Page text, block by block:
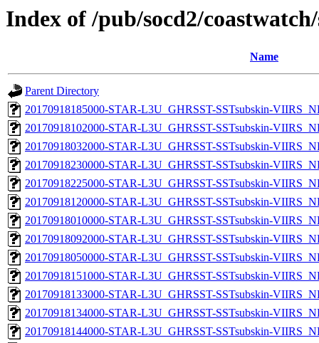
Index of /pub/socd2/
Name
Parent Directory
20170918185000-STAR-L3U_GHRSST-SSTsubskin-
20170918102000-STAR-L3U_GHRSST-SSTsubskin-
20170918032000-STAR-L3U_GHRSST-SSTsubskin-
20170918230000-STAR-L3U_GHRSST-SSTsubskin-
20170918225000-STAR-L3U_GHRSST-SSTsubskin-
20170918120000-STAR-L3U_GHRSST-SSTsubskin-
20170918010000-STAR-L3U_GHRSST-SSTsubskin-
20170918092000-STAR-L3U_GHRSST-SSTsubskin-
20170918050000-STAR-L3U_GHRSST-SSTsubskin-
20170918151000-STAR-L3U_GHRSST-SSTsubskin-
20170918133000-STAR-L3U_GHRSST-SSTsubskin-
20170918134000-STAR-L3U_GHRSST-SSTsubskin-
20170918144000-STAR-L3U_GHRSST-SSTsubskin-